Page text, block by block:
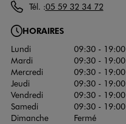
Tél. :05 59 32 34 72
HORAIRES
Lundi
09:30 - 19:00
Mardi
09:30 - 19:00
Mercredi
09:30 - 19:00
Jeudi
09:30 - 19:00
Vendredi
09:30 - 19:00
Samedi
09:30 - 19:00
Dimanche
Fermé